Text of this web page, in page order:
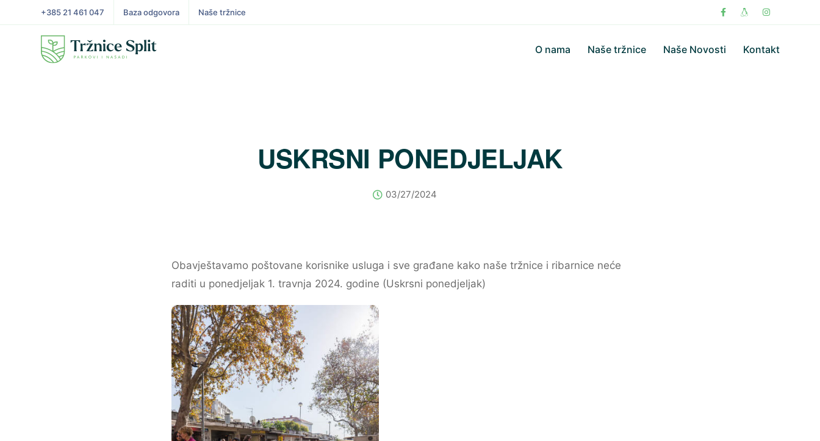
+385 21 461 047 Baza odgovora Naše tržnice
O nama Naše tržnice Naše Novosti Kontakt
USKRSNI PONEDJELJAK
03/27/2024
Obavještavamo poštovane korisnike usluga i sve građane kako naše tržnice i ribarnice neće
raditi u ponedjeljak 1. travnja 2024. godine (Uskrsni ponedjeljak)